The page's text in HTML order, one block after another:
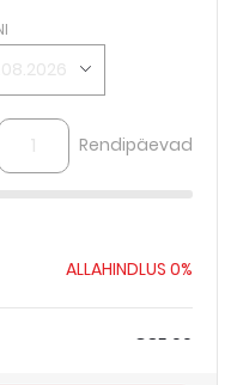
Rendipäevad
ALLAHINDLUS 0%
€85.00